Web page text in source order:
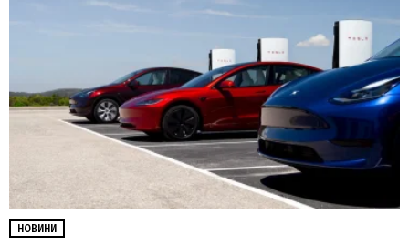
НОВИНИ